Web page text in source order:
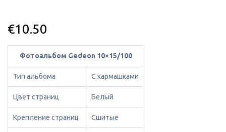
€10.50
Фотоальбом Gedeon 10×15/100
Тип альбома С кармашками
Цвет страниц Белый
Крепление страниц Сшитые